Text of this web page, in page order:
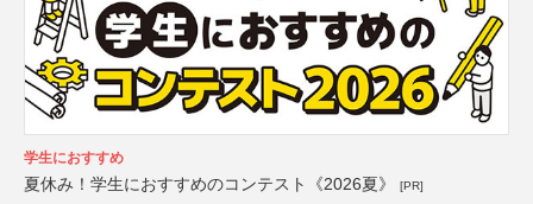
学生におすすめ
夏休み！学生におすすめのコンテスト《2026夏》 [PR]